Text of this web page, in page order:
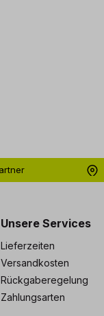
Unsere Services
Lieferzeiten
Versandkosten
Rückgaberegelung
Zahlungsarten